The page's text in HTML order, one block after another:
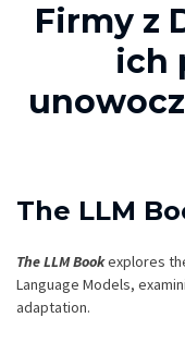
Firmy z
ich
The LLM
The LLM Bookexplores
Language Models,
adaptation.